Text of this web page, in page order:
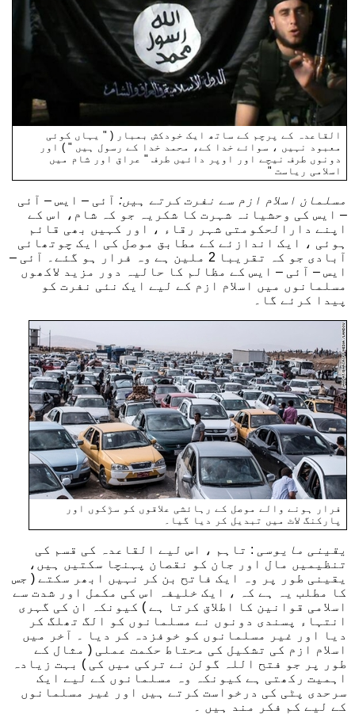
القاعدہ کے پرچم کے ساتھ ایک خودکش بمبار ( " یہاں کوئی
معبود نہیں ، سوائے خدا کے، محمد خدا کے رسول ہیں " ) اور
دونوں طرف نیچے اور اوپر دائیں طرف " عراق اور شام میں
اسلامی ریاست "
مسلمان اسلام ازم سے نفرت کرتے ہیں: آئی – ایس – آئی
– ایس کی وحشیانہ شہرت کا شکریہ جو کہ شام، اس کے
اپنے دارالحکومتی شہر رقاء ، اور کہیں بھی قائم
ہوئی ، ایک اندازئے کے مطابق موصل کی ایک چوتھائی
آبادی جو کہ تقریبا 2 ملین ہے وہ فرار ہو گئے۔ آئی –
ایس – آئی – ایس کے مظالم کا حالیہ دور مزید لاکھوں
مسلمانوں میں اسلام ازم کے لیے ایک نئی نفرت کو
پیدا کرئے گا۔
فرار ہونے والے موصل کے رہائشی علاقوں کو سڑکوں اور
پارکنگ لاٹ میں تبدیل کر دیا گیا۔
یقینی مایوسی : تاہم ، اس لیے القاعدہ کی قسم کی
تنظیمیں مال اور جان کو نقصان پہنچا سکتیں ہیں،
یقینی طور پر وہ ایک فاتح بن کر نہیں ابھر سکتے ( جس
کا مطلب یہ ہے کہ ، ایک خلیفہ اس کی مکمل اور شدت سے
اسلامی قوانین کا اطلاق کرتا ہے ) کیونکہ ان کی گہری
انتہاء پسندی دونوں نے مسلمانوں کو الگ تھلگ کر
دیا اور غیر مسلمانوں کو خوفزدہ کر دیا ۔ آخر میں
اسلام ازم کی تشکیل کی محتاط حکمت عملی ( مثال کے
طور پر جو فتح اللہ گولن نے ترکی میں کی ) بہت زیادہ
اہمیت رکھتی ہے کیونکہ وہ مسلمانوں کے لیے ایک
سرحدی پٹی کی درخواست کرتے ہیں اور غیر مسلمانوں
کے لیے کم فکر مند ہیں ۔